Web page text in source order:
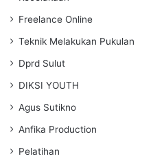
Freelance Online
Teknik Melakukan Pukulan
Dprd Sulut
DIKSI YOUTH
Agus Sutikno
Anfika Production
Pelatihan